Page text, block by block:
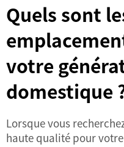
Quels sont
votre
domestique
Lorsque vous
haute qualité pour